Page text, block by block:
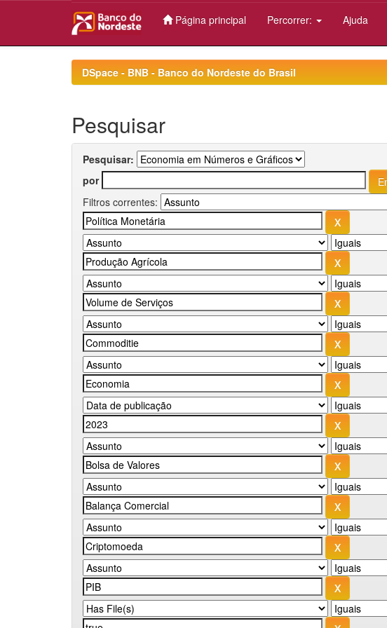
Página principal Percorrer: Ajuda
DSpace - BNB - Banco do Nordeste do Brasil
Pesquisar
Pesquisar:
por
Filtros correntes: